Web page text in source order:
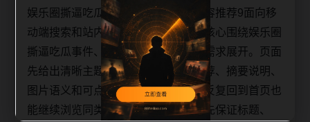
娱乐圈撕逼吃瓜事件网红热点热门内容推荐9面向移
动端搜索和站内连续阅读场景整理，核心围绕娱乐圈
撕逼吃瓜事件、网红热点和相关长尾需求展开。页面
先给出清晰主题，再补充热门内容推荐、摘要说明、
图片语义和可点击入口，让用户不用反复回到首页也
能继续浏览同类内容。每日更新时优先保证标题、